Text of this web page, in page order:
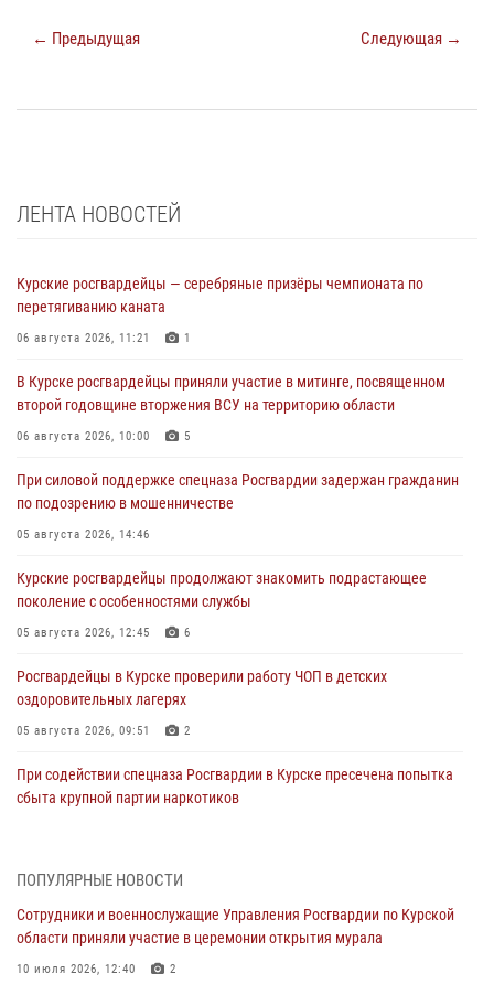
← Предыдущая Следующая →
ЛЕНТА НОВОСТЕЙ
Курские росгвардейцы — серебряные призёры чемпионата по
перетягиванию каната
06 августа 2026, 11:21 1
В Курске росгвардейцы приняли участие в митинге, посвященном
второй годовщине вторжения ВСУ на территорию области
06 августа 2026, 10:00 5
При силовой поддержке спецназа Росгвардии задержан гражданин
по подозрению в мошенничестве
05 августа 2026, 14:46
Курские росгвардейцы продолжают знакомить подрастающее
поколение с особенностями службы
05 августа 2026, 12:45 6
Росгвардейцы в Курске проверили работу ЧОП в детских
оздоровительных лагерях
05 августа 2026, 09:51 2
При содействии спецназа Росгвардии в Курске пресечена попытка
сбыта крупной партии наркотиков
За прошедшую неделю росгвардейцы Курской области проверили
04 августа 2026, 07:00
В Курской области росгвардейцы за прошедшую неделю совершили
ПОПУЛЯРНЫЕ НОВОСТИ
Сотрудники и военнослужащие Управления Росгвардии по Курской
области приняли участие в церемонии открытия мурала
10 июля 2026, 12:40 2